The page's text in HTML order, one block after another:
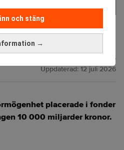
→
och stäng
sparande ligger bakom att
nu överstiger 10 000
TT
12 juli 2026
Uppdaterad: 12 juli 2026
placerade i fonder
10 000 miljarder kronor.